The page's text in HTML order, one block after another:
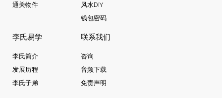
通关物件
风水DIY
钱包密码
李氏易学
李氏简介
发展历程
李氏子弟
联系我们
咨询
音频下载
免责声明